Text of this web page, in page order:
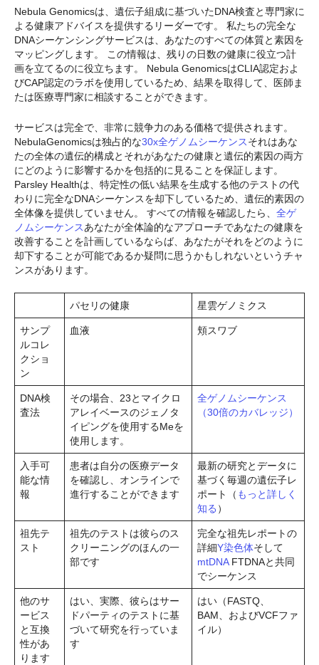
Nebula Genomicsは、遺伝子組成に基づいたDNA検査と専門家に
よる健康アドバイスを提供するリーダーです。 私たちの完全な
DNAシーケンシングサービスは、あなたのすべての体質と素因を
マッピングします。 この情報は、残りの日数の健康に役立つ計
画を立てるのに役立ちます。 Nebula GenomicsはCLIA認定およ
びCAP認定のラボを使用しているため、結果を取得して、医師ま
たは医療専門家に相談することができます。
サービスは完全で、非常に競争力のある価格で提供されます。
NebulaGenomicsは独占的な30x全ゲノムシーケンスそれはあな
たの全体の遺伝的構成とそれがあなたの健康と遺伝的素因の両方
にどのように影響するかを包括的に見ることを保証します。
Parsley Healthは、特定性の低い結果を生成する他のテストの代
わりに完全なDNAシーケンスを却下しているため、遺伝的素因の
全体像を提供していません。 すべての情報を確認したら、 全ゲ
ノムシーケンスあなたが全体論的なアプローチであなたの健康を
改善することを計画しているならば、あなたがそれをどのように
却下することが可能であるか疑問に思うかもしれないというチャ
ンスがあります。
パセリの健康 星雲ゲノミクス
サンプ
ルコレ
クショ
ン
血液 頬スワブ
DNA検
査法
その場合、23とマイクロ
アレイベースのジェノタ
イピングを使用するMeを
使用します。
全ゲノムシーケンス
（30倍のカバレッジ）
入手可
能な情
報
患者は自分の医療データ
を確認し、オンラインで
進行することができます
最新の研究とデータに
基づく毎週の遺伝子レ
ポート（ もっと詳しく
知る ）
祖先テ
スト
祖先のテストは彼らのス
クリーニングのほんの一
部です
完全な祖先レポートの
詳細Y染色体そして
mtDNAFTDNAと共同
でシーケンス
他のサ
ービス
と互換
性があ
ります
はい、実際、彼らはサー
ドパーティのテストに基
づいて研究を行っていま
す
はい（FASTQ、
BAM、およびVCFファ
イル）